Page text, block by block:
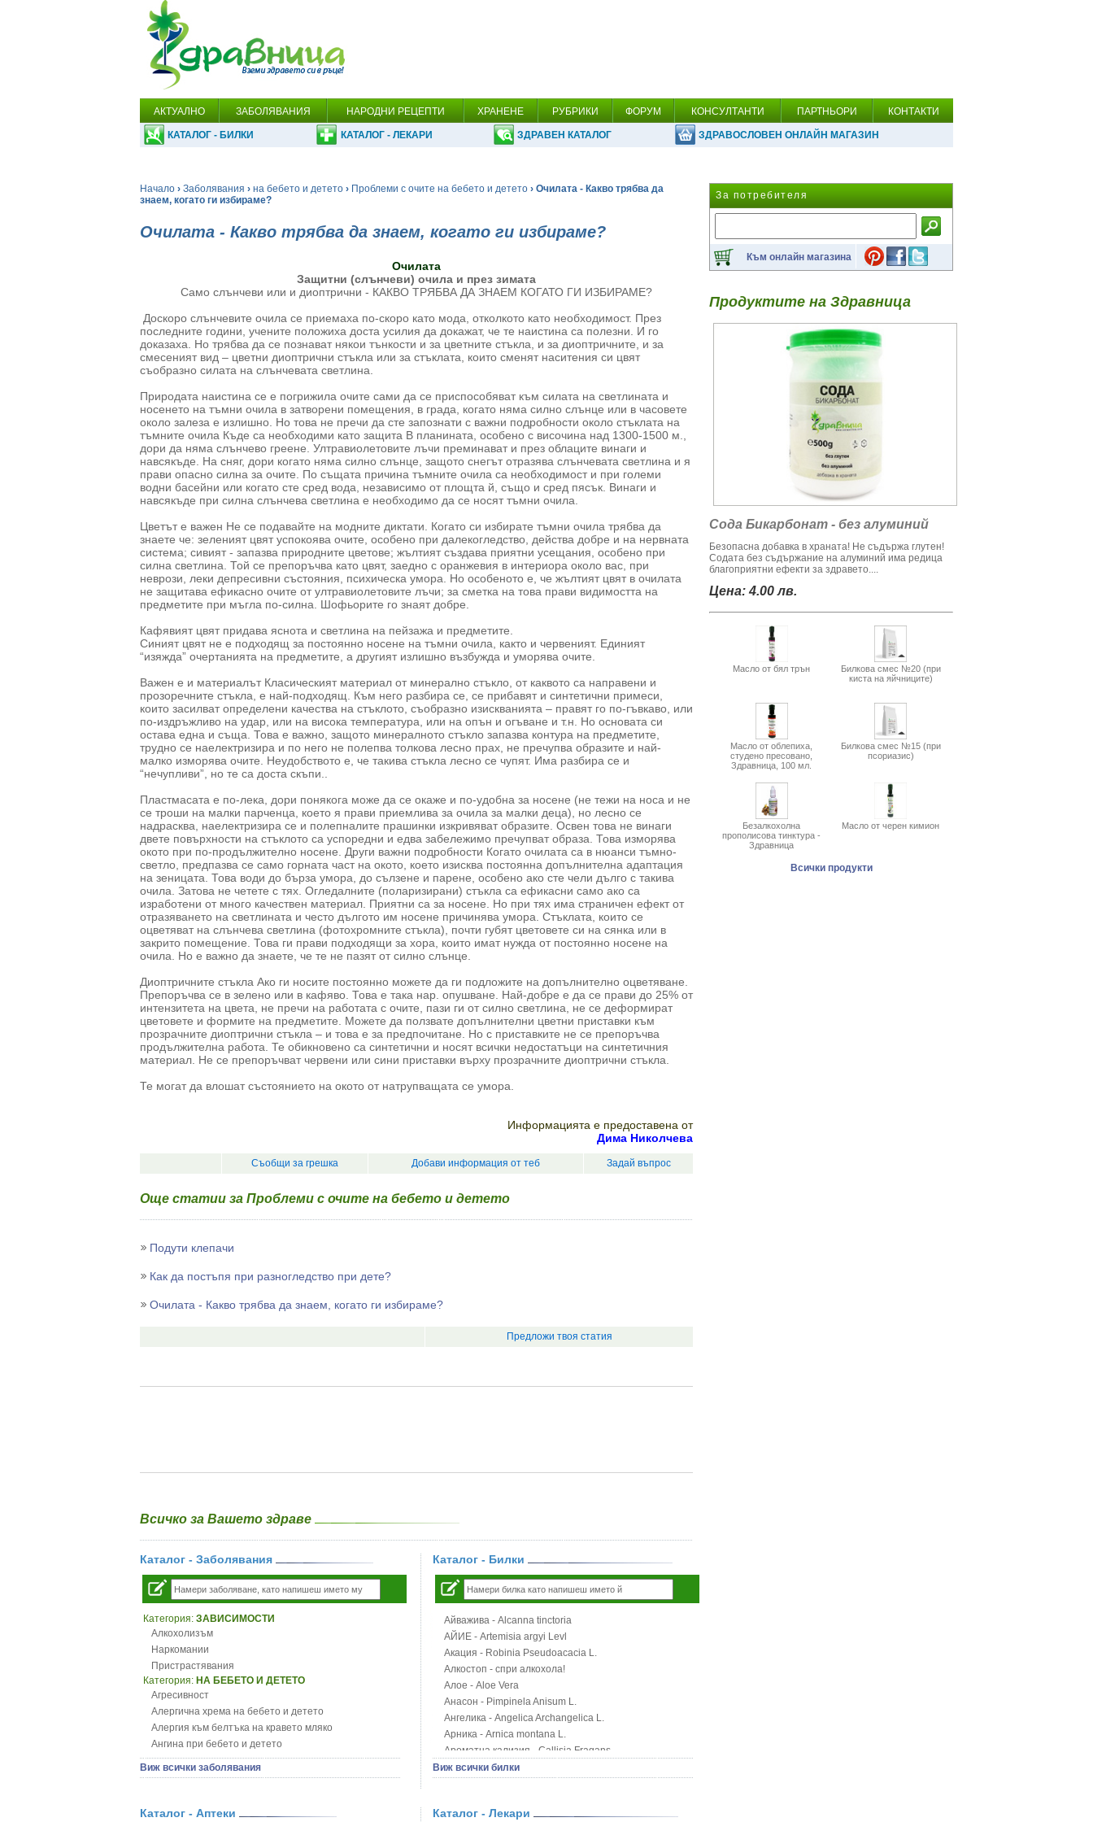
АКТУАЛНО ЗАБОЛЯВАНИЯ НАРОДНИ РЕЦЕПТИ ХРАНЕНЕ РУБРИКИ ФОРУМ КОНСУЛТАНТИ ПАРТНЬОРИ КОНТАКТИ
КАТАЛОГ - БИЛКИ КАТАЛОГ - ЛЕКАРИ ЗДРАВЕН КАТАЛОГ ЗДРАВОСЛОВЕН ОНЛАЙН МАГАЗИН
Начало › Заболявания › на бебето и детето › Проблеми с очите на бебето и детето › Очилата - Какво трябва да
знаем, когато ги избираме?
Очилата - Какво трябва да знаем, когато ги избираме?
Очилата
Защитни (слънчеви) очила и през зимата
Само слънчеви или и диоптрични - КАКВО ТРЯБВА ДА ЗНАЕМ КОГАТО ГИ ИЗБИРАМЕ?
Доскоро слънчевите очила се приемаха по-скоро като мода, отколкото като необходимост. През
последните години, учените положиха доста усилия да докажат, че те наистина са полезни. И го
доказаха. Но трябва да се познават някои тънкости и за цветните стъкла, и за диоптричните, и за
смесеният вид – цветни диоптрични стъкла или за стъклата, които сменят наситения си цвят
съобразно силата на слънчевата светлина.
Природата наистина се е погрижила очите сами да се приспособяват към силата на светлината и
носенето на тъмни очила в затворени помещения, в града, когато няма силно слънце или в часовете
около залеза е излишно. Но това не пречи да сте запознати с важни подробности около стъклата на
тъмните очила Къде са необходими като защита В планината, особено с височина над 1300-1500 м.,
дори да няма слънчево греене. Ултравиолетовите лъчи преминават и през облаците винаги и
навсякъде. На сняг, дори когато няма силно слънце, защото снегът отразява слънчевата светлина и я
прави опасно силна за очите. По същата причина тъмните очила са необходимост и при големи
водни басейни или когато сте сред вода, независимо от площта й, също и сред пясък. Винаги и
навсякъде при силна слънчева светлина е необходимо да се носят тъмни очила.
Цветът е важен Не се подавайте на модните диктати. Когато си избирате тъмни очила трябва да
знаете че: зеленият цвят успокоява очите, особено при далекогледство, действа добре и на нервната
система; сивият - запазва природните цветове; жълтият създава приятни усещания, особено при
силна светлина. Той се препоръчва като цвят, заедно с оранжевия в интериора около вас, при
неврози, леки депресивни състояния, психическа умора. Но особеното е, че жълтият цвят в очилата
не защитава ефикасно очите от ултравиолетовите лъчи; за сметка на това прави видимостта на
предметите при мъгла по-силна. Шофьорите го знаят добре.
Кафявият цвят придава яснота и светлина на пейзажа и предметите.
Синият цвят не е подходящ за постоянно носене на тъмни очила, както и червеният. Единият
“изяжда” очертанията на предметите, а другият излишно възбужда и уморява очите.
Важен е и материалът Класическият материал от минерално стъкло, от каквото са направени и
прозоречните стъкла, е най-подходящ. Към него разбира се, се прибавят и синтетични примеси,
които засилват определени качества на стъклото, съобразно изискванията – правят го по-гъвкаво, или
по-издръжливо на удар, или на висока температура, или на опън и огъване и т.н. Но основата си
остава една и съща. Това е важно, защото минералното стъкло запазва контура на предметите,
трудно се наелектризира и по него не полепва толкова лесно прах, не пречупва образите и най-
малко изморява очите. Неудобството е, че такива стъкла лесно се чупят. Има разбира се и
“нечупливи”, но те са доста скъпи..
Пластмасата е по-лека, дори понякога може да се окаже и по-удобна за носене (не тежи на носа и не
се троши на малки парченца, което я прави приемлива за очила за малки деца), но лесно се
надрасква, наелектризира се и полепналите прашинки изкривяват образите. Освен това не винаги
двете повърхности на стъклото са успоредни и едва забележимо пречупват образа. Това изморява
окото при по-продължително носене. Други важни подробности Когато очилата са в нюанси тъмно-
светло, предпазва се само горната част на окото, което изисква постоянна допълнителна адаптация
на зеницата. Това води до бърза умора, до сълзене и парене, особено ако сте чели дълго с такива
очила. Затова не четете с тях. Огледалните (поларизирани) стъкла са ефикасни само ако са
изработени от много качествен материал. Приятни са за носене. Но при тях има страничен ефект от
отразяването на светлината и често дългото им носене причинява умора. Стъклата, които се
оцветяват на слънчева светлина (фотохромните стъкла), почти губят цветовете си на сянка или в
закрито помещение. Това ги прави подходящи за хора, които имат нужда от постоянно носене на
очила. Но е важно да знаете, че те не пазят от силно слънце.
Диоптричните стъкла Ако ги носите постоянно можете да ги подложите на допълнително оцветяване.
Препоръчва се в зелено или в кафяво. Това е така нар. опушване. Най-добре е да се прави до 25% от
интензитета на цвета, не пречи на работата с очите, пази ги от силно светлина, не се деформират
цветовете и формите на предметите. Можете да ползвате допълнителни цветни приставки към
прозрачните диоптрични стъкла – и това е за предпочитане. Но с приставките не се препоръчва
продължителна работа. Те обикновено са синтетични и носят всички недостатъци на синтетичния
материал. Не се препоръчват червени или сини приставки върху прозрачните диоптрични стъкла.
Те могат да влошат състоянието на окото от натрупващата се умора.
Информацията е предоставена от
Дима Николчева
Съобщи за грешка Добави информация от теб Задай въпрос
Още статии за Проблеми с очите на бебето и детето
Подути клепачи
Как да постъпя при разногледство при дете?
Очилата - Какво трябва да знаем, когато ги избираме?
Предложи твоя статия
Всичко за Вашето здраве
Каталог - Заболявания
Категория: ЗАВИСИМОСТИ
Алкохолизъм
Наркомании
Пристрастявания
Категория: НА БЕБЕТО И ДЕТЕТО
Агресивност
Алергична хрема на бебето и детето
Алергия към белтъка на кравето мляко
Ангина при бебето и детето
Анемия при бебето и детето
Апетит - пълни деца
Безапетитие при бебето и детето
Виж всички заболявания
Каталог - Билки
Айважива - Alcanna tinctoria
АЙИЕ - Artemisia argyi Levl
Акация - Robinia Pseudoacacia L.
Алкостоп - спри алкохола!
Алое - Aloe Vera
Анасон - Pimpinela Anisum L.
Ангелика - Angelica Archangelica L.
Арника - Arnica montana L.
Ароматна кализия - Callisia Fragans
Арония - Sorbus melanocorpa
Блатен аир - Acorus calamus L.
Виж всички билки
Каталог - Аптеки Каталог - Лекари
За потребителя
Към онлайн магазина
Продуктите на Здравница
Сода Бикарбонат - без алуминий
Безопасна добавка в храната! Не съдържа глутен!
Содата без съдържание на алуминий има редица
благоприятни ефекти за здравето....
Цена: 4.00 лв.
Масло от бял трън
Билкова смес №20 (при
киста на яйчниците)
Масло от облепиха,
студено пресовано,
Здравница, 100 мл.
Билкова смес №15 (при
псориазис)
Безалкохолна
прополисова тинктура -
Здравница
Масло от черен кимион
Всички продукти